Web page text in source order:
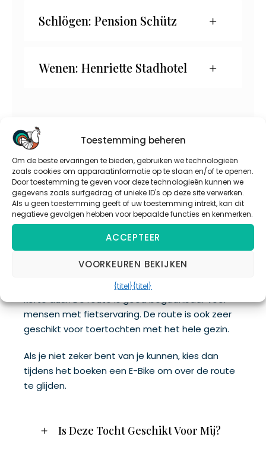
Toestemming beheren
Om de beste ervaringen te bieden, gebruiken we technologieën
zoals cookies om apparaatinformatie op te slaan en/of te openen.
Door toestemming te geven voor deze technologieën kunnen we
gegevens zoals surfgedrag of unieke ID's op deze site verwerken.
Als u geen toestemming geeft of uw toestemming intrekt, kan dit
negatieve gevolgen hebben voor bepaalde functies en kenmerken.
ACCEPTEER
VOORKEUREN BEKIJKEN
{titel}{titel}
Schlögen: Pension Schütz
Wenen: Henriette Stadhotel
FAQ
Hoe Ziet De Fietstocht Eruit?
Deze tocht heeft de moeilijkheidsgraad 'Mild'. De
route bestaat voor 95% uit een speciaal
aangelegd, vlak fietspad dat de loop van de
rivier volgt. Hoewel er hoogteverschillen kunnen
zijn, zijn deze van een kleine hellingsgraad en van
korte duur. De route is goed begaanbaar voor
mensen met fietservaring. De route is ook zeer
geschikt voor toertochten met het hele gezin.
Als je niet zeker bent van je kunnen, kies dan
tijdens het boeken een E-Bike om over de route
te glijden.
Is Deze Tocht Geschikt Voor Mij?